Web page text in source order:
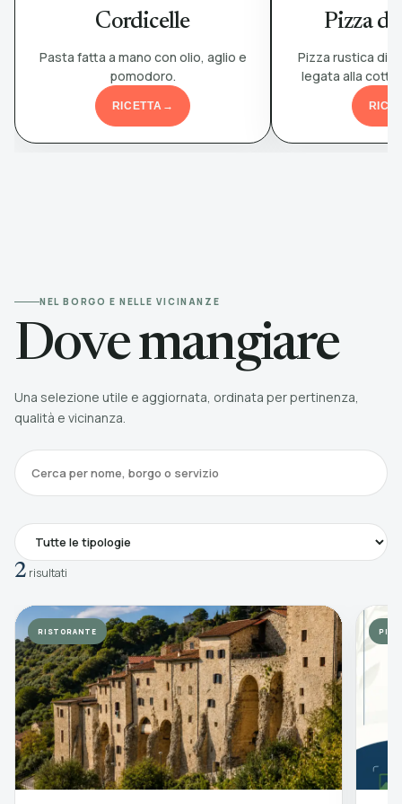
Cordicelle
Pasta fatta a mano con olio, aglio e
pomodoro.
RICETTA →
Pizza
Pizza rustica di
legata alla
NEL BORGO E NELLE VICINANZE
Dove mangiare
Una selezione utile e aggiornata, ordinata per pertinenza,
qualità e vicinanza.
Cerca
2 risultati
RISTORANTE